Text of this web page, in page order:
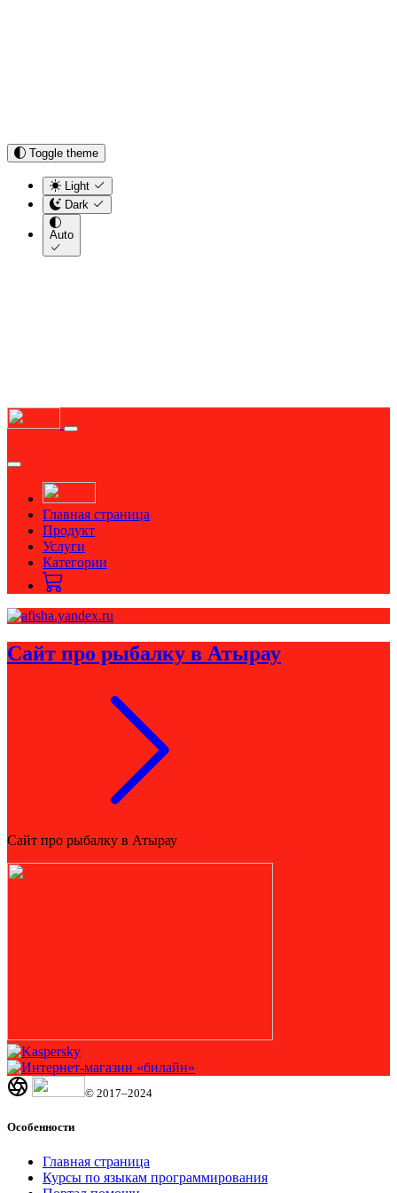
Toggle theme
Light
Dark
Auto
Главная страница
Продукт
Услуги
Категории
Сайт про рыбалку в Атырау
Сайт про рыбалку в Атырау
© 2017–2024
Особенности
Главная страница
Курсы по языкам программирования